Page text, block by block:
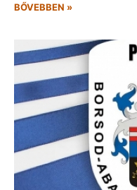
BŐVEBBEN »